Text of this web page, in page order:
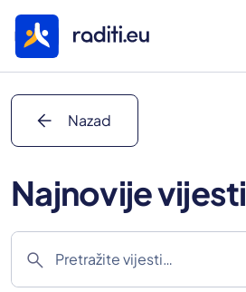
arrow_back Nazad
Najnovije vijesti
search